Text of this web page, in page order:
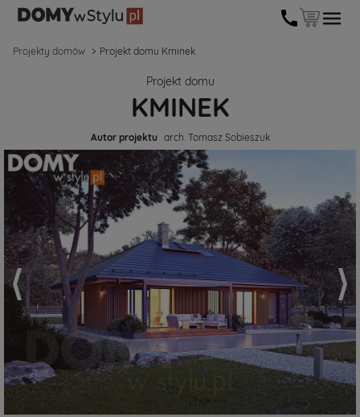
Projekty domów Projekt domu Kminek
Projekt domu
KMINEK
Autor projektu arch. Tomasz Sobieszuk